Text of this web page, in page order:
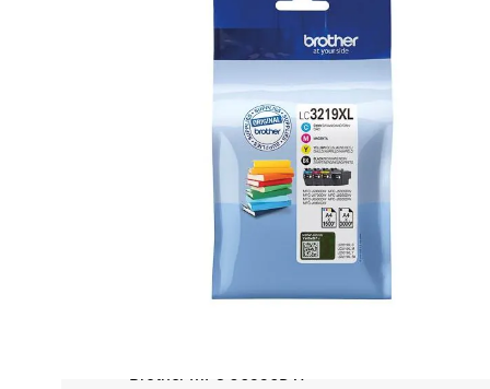
Originele BrotherLC-3219XL inkt cartridge
LC-3219 Zwart, Cyaan, Magenta en Geel
Inhoud BK: 60ML
Inhoud C,M,Y:
Aantal afdrukken BK:±3000 bij 5% dekking.
Aantal afdrukken C,M,Y:±1500 bij 5% dekking.
Brother MFC-J5335DW